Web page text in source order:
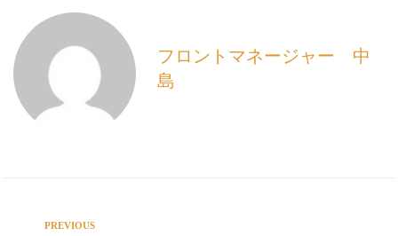
フロントマネージャー 中
島
PREVIOUS